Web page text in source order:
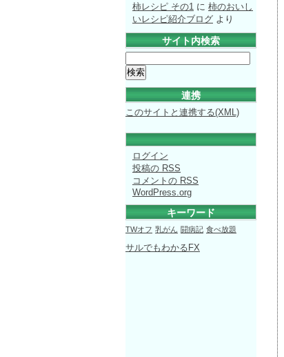
柿レシピ その1 に 柿のおいし
いレシピ紹介ブログ より
サイト内検索
連携
このサイトと連携する(XML)
ログイン
投稿の RSS
コメントの RSS
WordPress.org
キーワード
TWオフ 乳がん 闘病記 食べ放題
サルでもわかるFX